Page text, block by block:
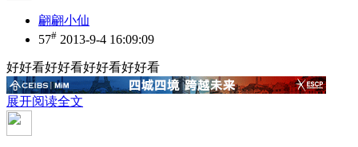
翩翩小仙
57# 2013-9-4 16:09:09
好好看好好看好好看好好看
展开阅读全文